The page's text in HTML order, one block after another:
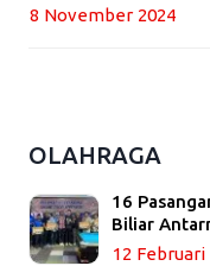
8 November 2024
OLAHRAGA
16
Biliar
12 Februari